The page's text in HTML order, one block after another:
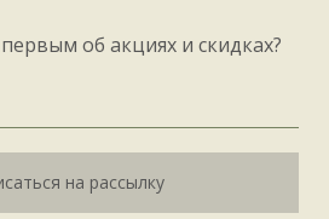
об акциях и скидках?
на рассылку